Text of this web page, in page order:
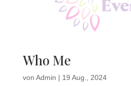
Who Me
von Admin | 19 Aug., 2024